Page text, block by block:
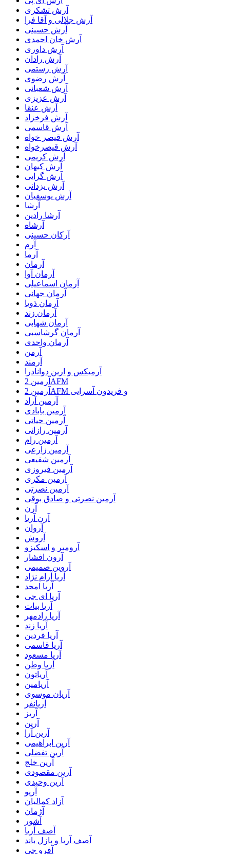
آرش تشکری
آرش جلالی و آقا فرا
آرش حسینی
آرش خان احمدی
آرش داوری
آرش رادان
آرش رستمى
آرش رضوی
آرش شعبانی
آرش عزیزی
آرش عنقا
آرش فرخزاد
آرش قاسمی
آرش قیصر خواه
آرش قیصرخواه
آرش کریمی
آرش کیهان
آرش گرایی
آرش یزدانی
آرش یوسفیان
آرشا
آرشا رادین
آرشاه
آرکان حسینی
آرم
آرما
آرمان
آرمان آوا
آرمان اسماعیلی
آرمان جهانی
آرمان ذویا
آرمان زند
آرمان شهابی
آرمان گرشاسبی
آرمان واحدی
آرمن
آرمند
آرمیکس و ارین دوانادرا
آرمین 2AFM
آرمین 2AFM و فریدون آسرایی
آرمین آراد
آرمین بابادی
آرمین حیاتی
آرمین رازانی
آرمین رام
آرمین زارعی
آرمین شفیعی
آرمین فیروزی
آرمین مکری
آرمین نصرتی
آرمین نصرتی و صادق بوقی
آرن
آرن آریا
آروان
آروش
آرومیر و اسکیزو
آرون افشار
آروین صمیمی
آریا آرام نژاد
آریا امجد
آریا ای جی
آریا بیات
آریا رادمهر
آریا زند
آریا فردین
آریا قاسمی
آریا مسعود
آریا وطن
آریاتون
آریامین
آریان موسوی
آریانفر
آریز
آرین
آرین آرا
آرین ابراهیمی
آرین تفضلی
آرین خلج
آرین مقصودی
آرین وحیدی
آریو
آزاد کمالیان
آژمان
آشور
آصف آریا
آصف آریا و پازل باند
آفرو جی